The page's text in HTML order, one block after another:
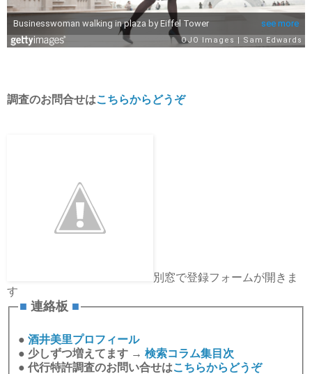
調査のお問合せはこちらからどうぞ
別窓で登録フォームが開きま
す
■ 連絡板 ■
● 酒井美里プロフィール
● 少しずつ増えてます → 検索コラム集目次
● 代行特許調査のお問い合せはこちらからどうぞ